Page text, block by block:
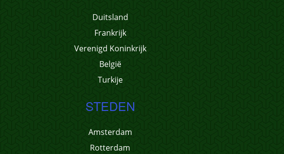
Duitsland
Frankrijk
Verenigd Koninkrijk
België
Turkije
STEDEN
Amsterdam
Rotterdam